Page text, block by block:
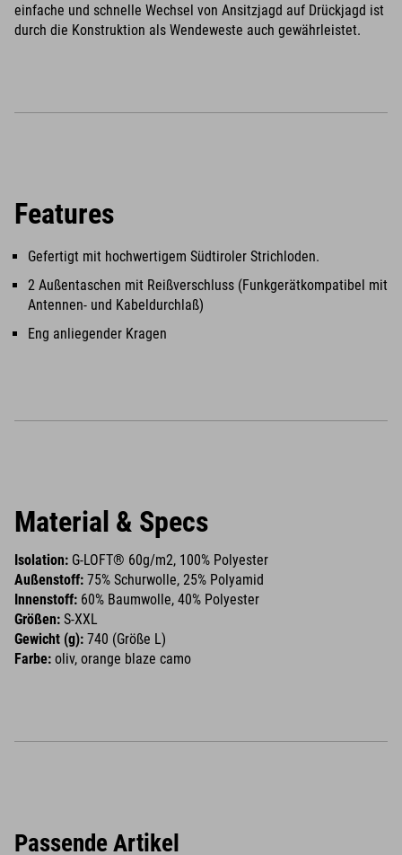
einfache und schnelle Wechsel von Ansitzjagd auf Drückjagd ist
durch die Konstruktion als Wendeweste auch gewährleistet.
Features
Gefertigt mit hochwertigem Südtiroler Strichloden.
2 Außentaschen mit Reißverschluss (Funkgerätkompatibel mit
Antennen- und Kabeldurchlaß)
Eng anliegender Kragen
Material & Specs
Isolation: G-LOFT® 60g/m2, 100% Polyester
Außenstoff: 75% Schurwolle, 25% Polyamid
Innenstoff: 60% Baumwolle, 40% Polyester
Größen: S-XXL
Gewicht (g): 740 (Größe L)
Farbe: oliv, orange blaze camo
Passende Artikel